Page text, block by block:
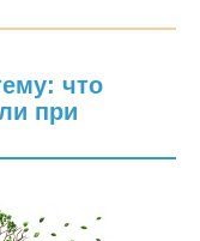
что
при